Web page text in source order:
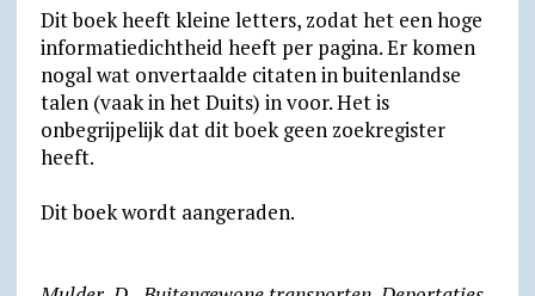
Dit boek heeft kleine letters, zodat het een hoge
informatiedichtheid heeft per pagina. Er komen
nogal wat onvertaalde citaten in buitenlandse
talen (vaak in het Duits) in voor. Het is
onbegrijpelijk dat dit boek geen zoekregister
heeft.
Dit boek wordt aangeraden.